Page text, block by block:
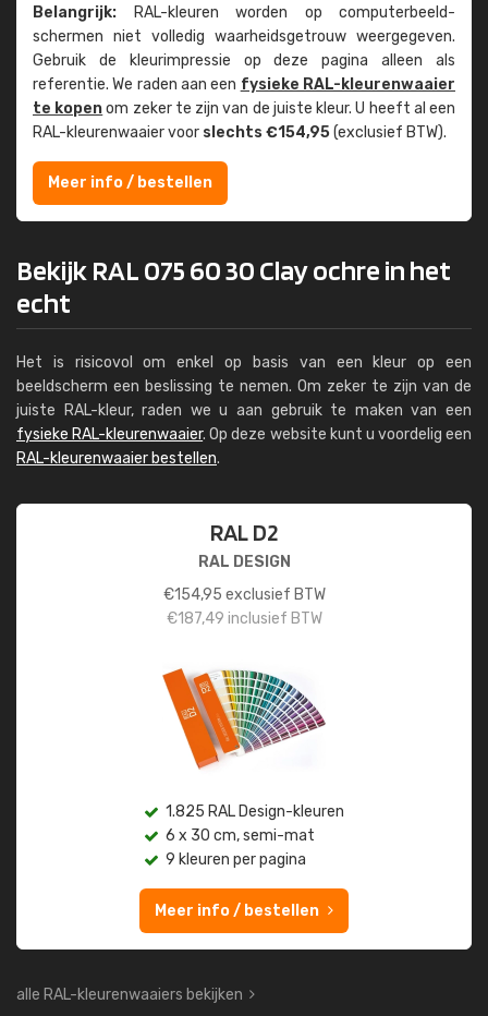
Belangrijk: RAL-kleuren worden op computer­beeld­
schermen niet volledig waarheids­­getrouw weer­gegeven.
Gebruik de kleur­impressie op deze pagina alleen als
referentie. We raden aan een fysieke RAL-kleuren­waaier
te kopenom zeker te zijn van de juiste kleur. U heeft al een
RAL-kleuren­waaier voor slechts €154,95(exclusief BTW).
Meer info / bestellen
Bekijk RAL 075 60 30 Clay ochre in het
echt
Het is risicovol om enkel op basis van een kleur op een
beeldscherm een beslissing te nemen. Om zeker te zijn van de
juiste RAL-kleur, raden we u aan gebruik te maken van een
fysieke RAL-kleurenwaaier. Op deze website kunt u voordelig een
RAL-kleurenwaaier bestellen.
RAL D2
RAL DESIGN
€154,95 exclusief BTW
€187,49 inclusief BTW
1.825 RAL Design-kleuren
6 x 30 cm, semi-mat
9 kleuren per pagina
Meer info / bestellen
alle RAL-kleurenwaaiers bekijken